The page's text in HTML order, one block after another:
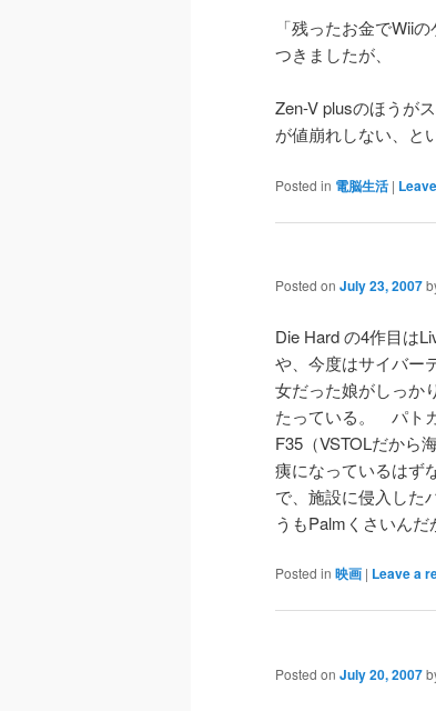
「残ったお金でWii
つきましたが、
Zen-V plusのほうが
が値崩れしない、と
Posted in 電脳生活 |
Posted on July 23, 2007
Die Hard の4作目は
や、今度はサイバー
女だった娘がしっか
たっている。 パト
F35（VSTOLだから
痍になっているは
で、施設に侵入した
うもPalmくさいん
Posted in 映画 | Leave a
Posted on July 20, 2007